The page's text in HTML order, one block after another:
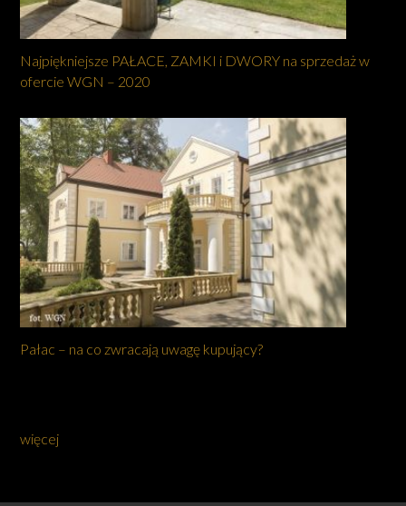
Najpiękniejsze PAŁACE, ZAMKI i DWORY na sprzedaż w
ofercie WGN – 2020
Pałac – na co zwracają uwagę kupujący?
więcej